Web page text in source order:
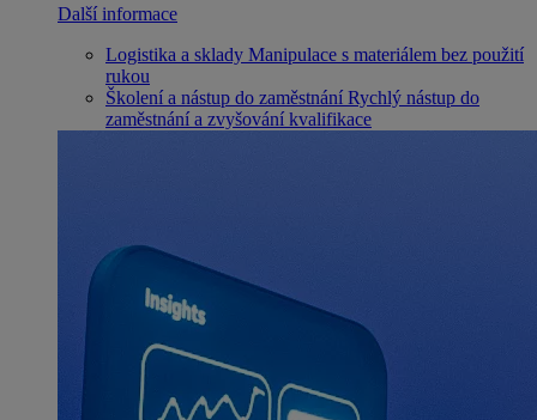
Další informace
Logistika a sklady Manipulace s materiálem bez použití
rukou
Školení a nástup do zaměstnání Rychlý nástup do
zaměstnání a zvyšování kvalifikace